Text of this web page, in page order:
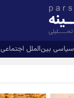
سیاسی بین‌الملل اجتماعی